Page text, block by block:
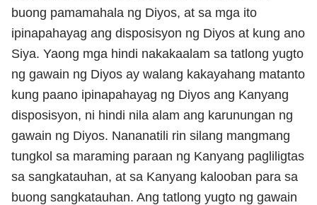
buong pamamahala ng Diyos, at sa mga ito
ipinapahayag ang disposisyon ng Diyos at kung ano
Siya. Yaong mga hindi nakakaalam sa tatlong yugto
ng gawain ng Diyos ay walang kakayahang matanto
kung paano ipinapahayag ng Diyos ang Kanyang
disposisyon, ni hindi nila alam ang karunungan ng
gawain ng Diyos. Nananatili rin silang mangmang
tungkol sa maraming paraan ng Kanyang pagliligtas
sa sangkatauhan, at sa Kanyang kalooban para sa
buong sangkatauhan. Ang tatlong yugto ng gawain